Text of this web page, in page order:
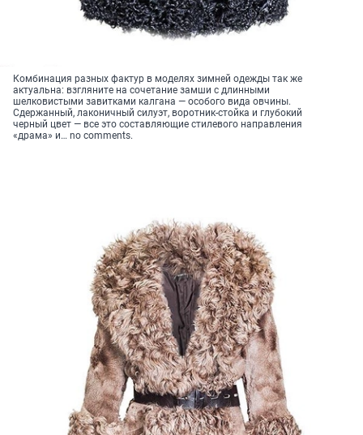
Комбинация разных фактур в моделях зимней одежды так же
актуальна: взгляните на сочетание замши с длинными
шелковистыми завитками калгана — особого вида овчины.
Сдержанный, лаконичный силуэт, воротник-стойка и глубокий
черный цвет — все это составляющие стилевого направления
«драма» и… no comments.